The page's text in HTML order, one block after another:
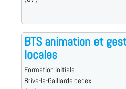
BTS animation et
locales
Formation initiale
Brive-la-Gaillarde cedex